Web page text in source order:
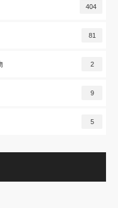
404
81
2
9
5